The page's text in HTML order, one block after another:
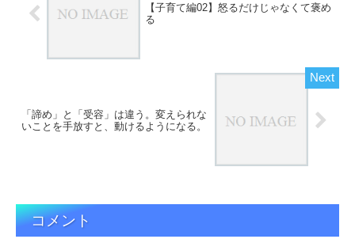
【子育て編02】怒るだけじゃなくて褒め
る
「諦め」と「受容」は違う。変えられな
いことを手放すと、動けるようになる。
コメント